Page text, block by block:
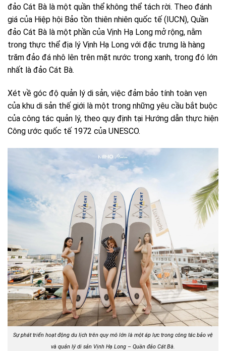
đảo Cát Bà là một quần thể không thể tách rời. Theo đánh
giá của Hiệp hội Bảo tồn thiên nhiên quốc tế (IUCN), Quần
đảo Cát Bà là một phần của Vịnh Hạ Long mở rộng, nằm
trong thực thể địa lý Vịnh Hạ Long với đặc trưng là hàng
trăm đảo đá nhô lên trên mặt nước trong xanh, trong đó lớn
nhất là đảo Cát Bà.
Xét về góc độ quản lý di sản, việc đảm bảo tính toàn vẹn
của khu di sản thế giới là một trong những yêu cầu bắt buộc
của công tác quản lý, theo quy định tại Hướng dẫn thực hiện
Công ước quốc tế 1972 của UNESCO.
Sự phát triển hoạt động du lịch trên quy mô lớn là một áp lực trong công tác bảo vệ
và quản lý di sản Vịnh Hạ Long – Quần đảo Cát Bà.